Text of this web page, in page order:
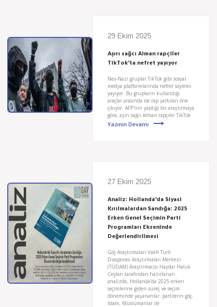
29 Ekim 2025
Aşırı sağcı Alman rapçiler
TikTok’ta nefret yayıyor
Neo-Nazi gruplar TikTok gibi sosyal
medya platformlarında nefret söylemi
yayıyor. Bu grupların kullandığı
araçlar arasında ise rap şarkıları öne
çıkıyor. AFP’nin yaptığı bir araştırmaya
göre, aşırı sağcı Alman rapçiler TikTok
Yazının Devamı
27 Ekim 2025
Analiz: Hollanda’da Siyasi
Kırılmalardan Sandığa: 2025
Erken Genel Seçimin Parti
Programları Ekseninde
Değerlendirilmesi
Göç Araştırmaları Vakfı Türk
Diasporası Araştırmaları Merkezi
(TÜDAM) Araştırmacısı Haydar Haluk
Ceylan tarafından hazırlanan
analizde, Hollanda’da 2025 erken
seçimlerine giden süreç ve seçim
döneminde yaşananlar; partilerin göç,
İslam, Müslümanlar ile